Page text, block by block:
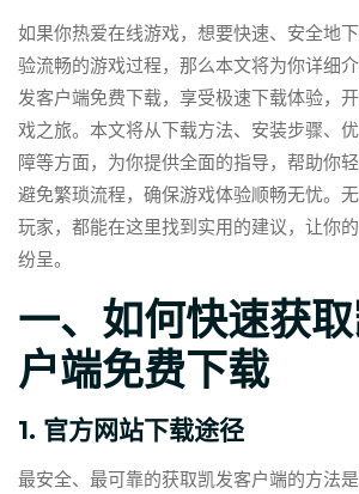
如果你热爱在线游戏，想要快速、安全地
验流畅的游戏过程，那么本文将为你详细
发客户端免费下载，享受极速下载体验，
戏之旅。本文将从下载方法、安装步骤、
障等方面，为你提供全面的指导，帮助你轻
避免繁琐流程，确保游戏体验顺畅无忧。
玩家，都能在这里找到实用的建议，让你
纷呈。
一、如何快速获
户端免费下载
1. 官方网站下载途径
最安全、最可靠的获取凯发客户端的方法